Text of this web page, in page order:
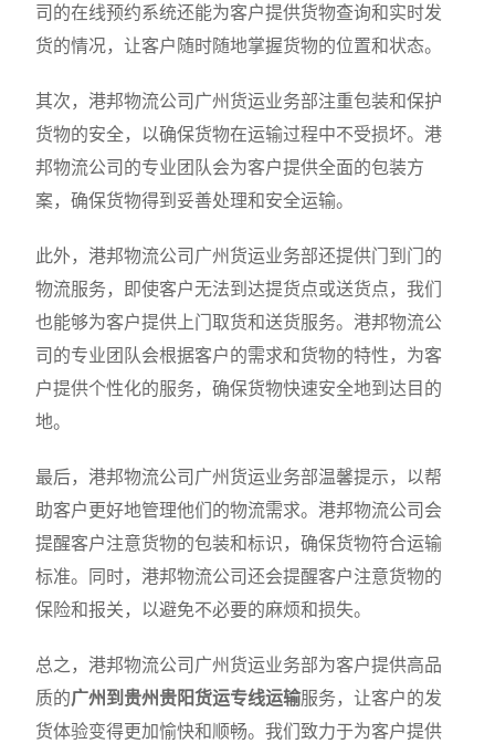
司的在线预约系统还能为客户提供货物查询和实时发
货的情况，让客户随时随地掌握货物的位置和状态。
其次，港邦物流公司广州货运业务部注重包装和保护
货物的安全，以确保货物在运输过程中不受损坏。港
邦物流公司的专业团队会为客户提供全面的包装方
案，确保货物得到妥善处理和安全运输。
此外，港邦物流公司广州货运业务部还提供门到门的
物流服务，即使客户无法到达提货点或送货点，我们
也能够为客户提供上门取货和送货服务。港邦物流公
司的专业团队会根据客户的需求和货物的特性，为客
户提供个性化的服务，确保货物快速安全地到达目的
地。
最后，港邦物流公司广州货运业务部温馨提示，以帮
助客户更好地管理他们的物流需求。港邦物流公司会
提醒客户注意货物的包装和标识，确保货物符合运输
标准。同时，港邦物流公司还会提醒客户注意货物的
保险和报关，以避免不必要的麻烦和损失。
总之，港邦物流公司广州货运业务部为客户提供高品
质的广州到贵州贵阳货运专线运输服务，让客户的发
货体验变得更加愉快和顺畅。我们致力于为客户提供